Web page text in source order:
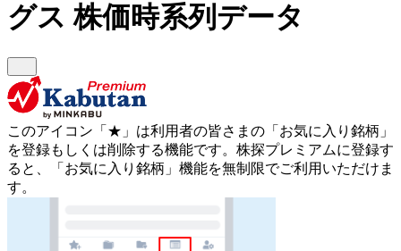
グス株価時系列データ
このアイコン 「★」 は利用者の皆さまの 「お気に入り銘柄」
を登録もしくは削除する機能です。 株探プレミアムに登録す
ると、「お気に入り銘柄」機能を無制限でご利用いただけま
す。